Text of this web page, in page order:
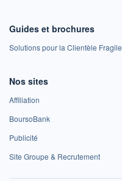
Guides et brochures
Solutions pour la Clientèle Fragile
Nos sites
Affiliation
BoursoBank
Publicité
Site Groupe & Recrutement